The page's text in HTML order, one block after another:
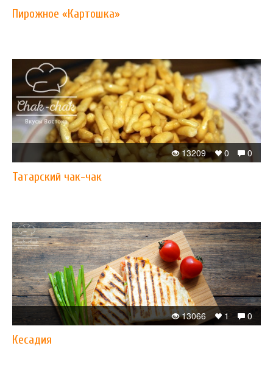
Пирожное «Картошка»
0
0
13209
Татарский чак-чак
0
1
13066
Кесадия